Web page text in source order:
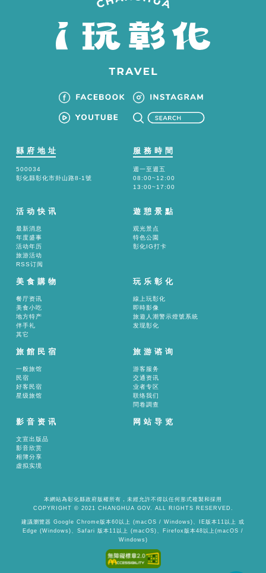
縣府地址
500034
彰化縣彰化市卦山路8-1號
服務時間
週一至週五
08:00~12:00
13:00~17:00
活动快讯
最新消息
年度盛事
活动年历
旅游活动
RSS订阅
遊憩景點
观光景点
特色公園
彰化IG打卡
美食購物
餐厅资讯
美食小吃
地方特产
伴手礼
其它
玩乐彰化
線上玩彰化
即時影像
旅遊人潮警示燈號系統
发现彰化
旅館民宿
一般旅馆
民宿
好客民宿
星级旅馆
旅游谘询
游客服务
交通资讯
业者专区
联络我们
問卷調查
影音资讯
文宣出版品
影音欣赏
相簿分享
虚拟实境
网站导览
本網站為彰化縣政府版權所有，未經允許不得以任何形式複製和採用
COPYRIGHT © 2021 CHANGHUA GOV. ALL RIGHTS RESERVED.
建議瀏覽器 Google Chrome版本60以上 (macOS / Windows)、IE版本11以上 或
Edge (Windows)、Safari 版本11以上 (macOS)、Firefox版本48以上(macOS /
Windows)